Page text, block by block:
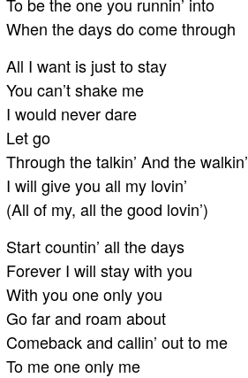
When the days do come through
All I want is just to stay
You can’t shake me
I would never dare
Let go
Through the talkin’ And the walkin’
I will give you all my lovin’
(All of my, all the good lovin’)
Start countin’ all the days
Forever I will stay with you
With you one only you
Go far and roam about
Comeback and callin’ out to me
To me one only me